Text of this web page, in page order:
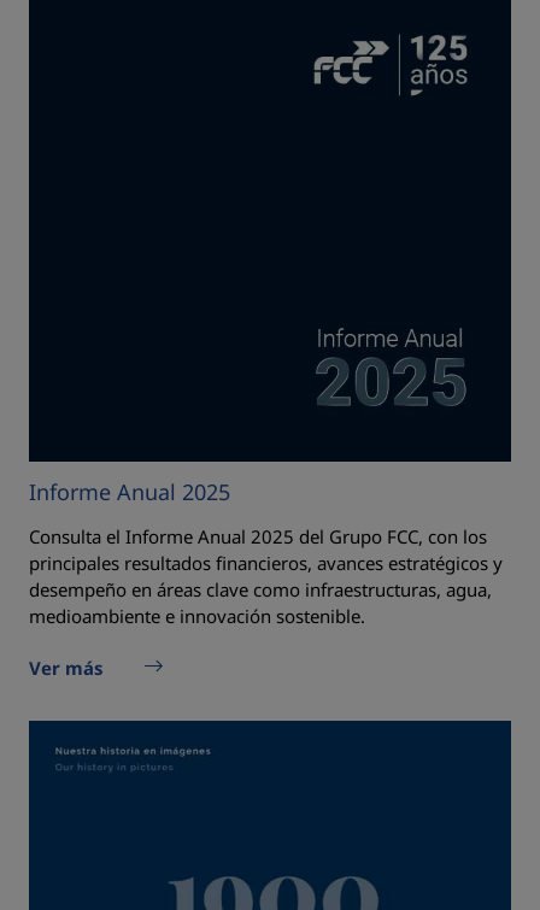
Informe Anual 2025
Consulta el Informe Anual 2025 del Grupo FCC, con los
principales resultados financieros, avances estratégicos y
desempeño en áreas clave como infraestructuras, agua,
medioambiente e innovación sostenible.
Ver más